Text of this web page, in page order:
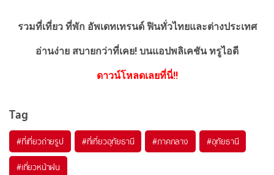
รวมที่เที่ยว ที่พัก อัพเดทเทรนด์ ฟินทั่วไทยและต่างประเทศ
อ่านง่าย สบายกว่าที่เคย! บนแอปพลิเคชัน ทรูไอดี
ดาวน์โหลดเลยที่นี่!!
Tag
#ที่เที่ยวถ่ายรูป #ที่เที่ยวอุทัยธานี #ภาคกลาง #อุทัยธานี
#เที่ยวหน้าฝน